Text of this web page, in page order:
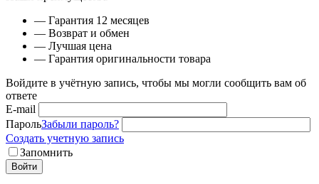
— Гарантия 12 месяцев
— Возврат и обмен
— Лучшая цена
— Гарантия оригинальности товара
Войдите в учётную запись, чтобы мы могли сообщить вам об
ответе
E-mail
ПарольЗабыли пароль?
Создать учетную запись
Запомнить
Войти